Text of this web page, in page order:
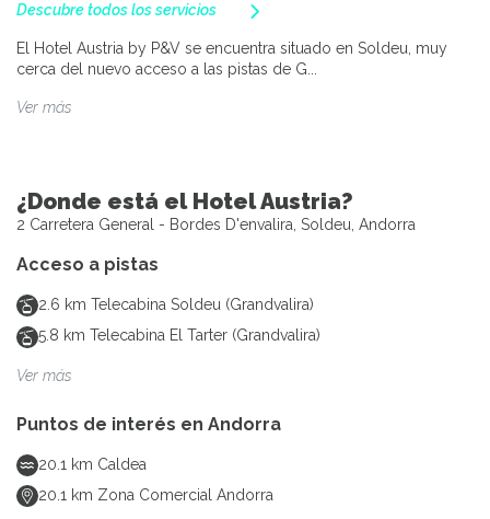
Descubre todos los servicios
El Hotel Austria by P&V se encuentra situado en Soldeu, muy
cerca del nuevo acceso a las pistas de G...
Ver más
¿Donde está el Hotel Austria?
2 Carretera General - Bordes D'envalira, Soldeu, Andorra
Acceso a pistas
2.6 km Telecabina Soldeu (Grandvalira)
5.8 km Telecabina El Tarter (Grandvalira)
Ver más
Puntos de interés en Andorra
20.1 km Caldea
20.1 km Zona Comercial Andorra